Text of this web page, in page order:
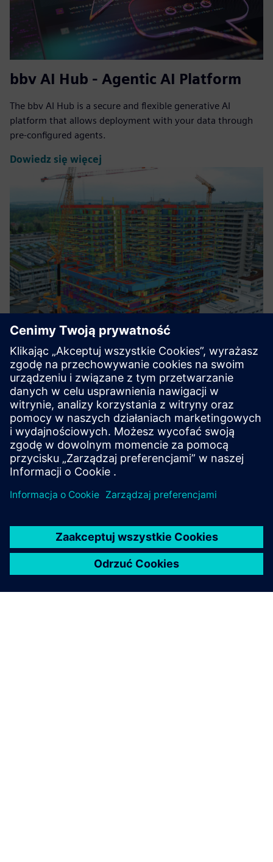
bbv AI Hub - Agentic AI Platform
The bbv AI Hub is a secure and flexible generative AI
platform that allows deployment with your data through
pre-configured agents.
Dowiedz się więcej
Swiss LCDM Hub
The platform helps orchestrate data exchange between
systems (CDE, FM, ...) and provides data quality tools and
helps standardize and cleanse data.
Dowiedz się więcej